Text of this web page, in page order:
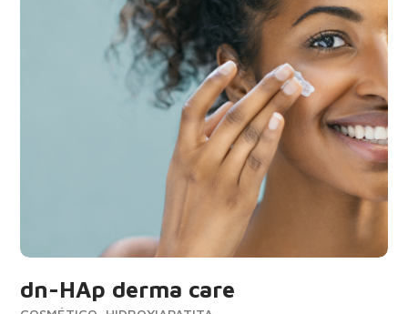
dn-HAp derma care